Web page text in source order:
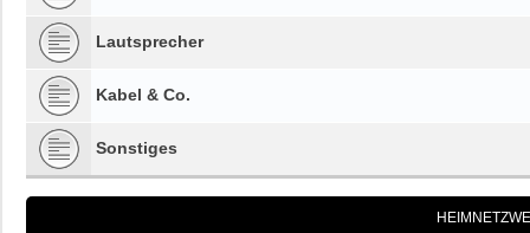
Lautsprecher
Kabel & Co.
Sonstiges